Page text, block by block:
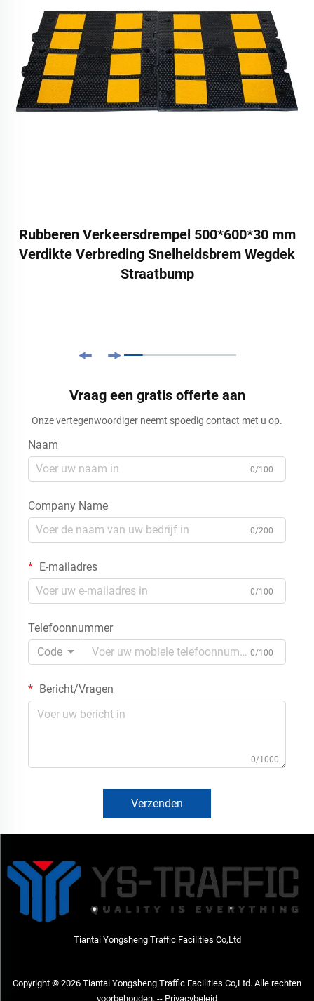
Rubberen Verkeersdrempel 500*600*30 mm
Verdikte Verbreding Snelheidsbrem Wegdek
Straatbump
Vraag een gratis offerte aan
Onze vertegenwoordiger neemt spoedig contact met u op.
Naam
0/100
Company Name
0/200
E-mailadres
0/100
Telefoonnummer
Code
0/100
Bericht/Vragen
0/1000
Verzenden
Tiantai Yongsheng Traffic Facilities Co,Ltd
Copyright © 2026 Tiantai Yongsheng Traffic Facilities Co,Ltd. Alle rechten
voorbehouden. -- Privacybeleid